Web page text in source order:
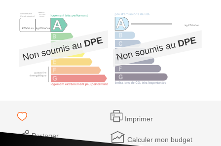
Imprimer
Partager Calculer mon budget